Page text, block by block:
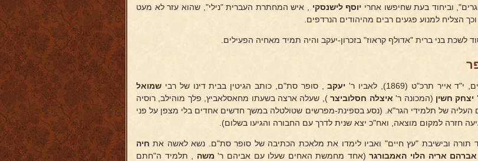
וביחוד בעת שחיפשו אחרי יוסף לישנסקי , איש המחתרת העברית "נילי", שהוא עזר לא מעט
הצליח למנוע פגעים רבים מהיהודים הנרדפים.
לשכת בני ברית "אדולף קראוז" בזכרון-יעקב והיה תמיד מאחיה הפעילים.
אייר תרכ"ט (1869), לאביו ר' יעקב, סופר סת"ם, כותב הגיטין בבית דינו של רבי שמואל
יצחק חשין (המכונה ר' איצלה חסלוביצר), שעלה ארצה בשעתו מחאסלאביץ, פלך מוהילב, רוסיה
העליה של תלמידי הגר"א. (נסע בספינת-מפרשים שטולטלה במשך חדשים אחדים בלי מצפן על פני
חזרה למקום מוצאה, ואח"כ יצא שנית לדרך עם החבורה והגיעו בשלום).
תורה ובישיבת "עץ חיים" ואביו לימדו את מלאכת הכתיבה של סופר סת"ם. נשא לאשה את חיה
אברהם אריה הלוי האמבורגר(אחד מחמשת האחים שעלו עם אביהם ר'משה , תלמיד ה"חתם